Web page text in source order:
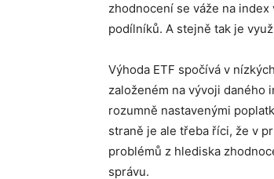
zhodnocení se váže na
podílníků. A stejně tak je
Výhoda ETF spočívá v
založeném na vývoji daného
rozumně nastavenými
straně je ale třeba říci, že v
problémů z hlediska
správu.